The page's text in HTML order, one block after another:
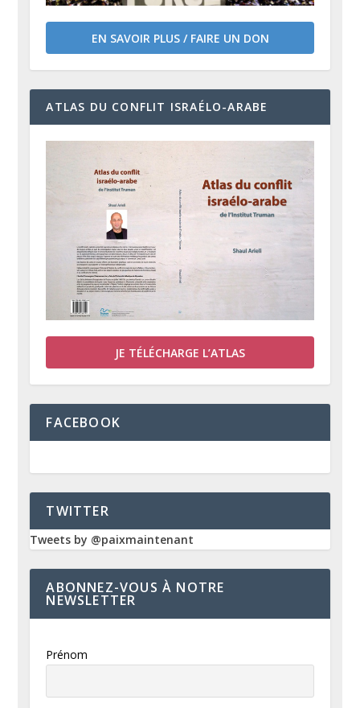
EN SAVOIR PLUS / FAIRE UN DON
ATLAS DU CONFLIT ISRAÉLO-ARABE
JE TÉLÉCHARGE L’ATLAS
FACEBOOK
TWITTER
Tweets by @paixmaintenant
ABONNEZ-VOUS À NOTRE
NEWSLETTER
Prénom